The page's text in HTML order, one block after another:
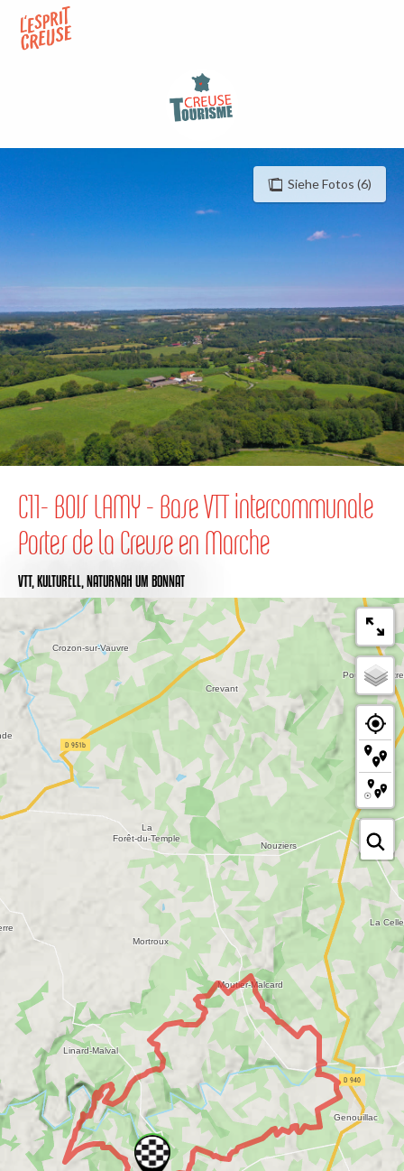
contenu
Siehe Fotos (6)
C11- BOIS LAMY - Base VTT intercommunale
Portes de la Creuse en Marche
VTT,KULTURELL,NATURNAH UM BONNAT